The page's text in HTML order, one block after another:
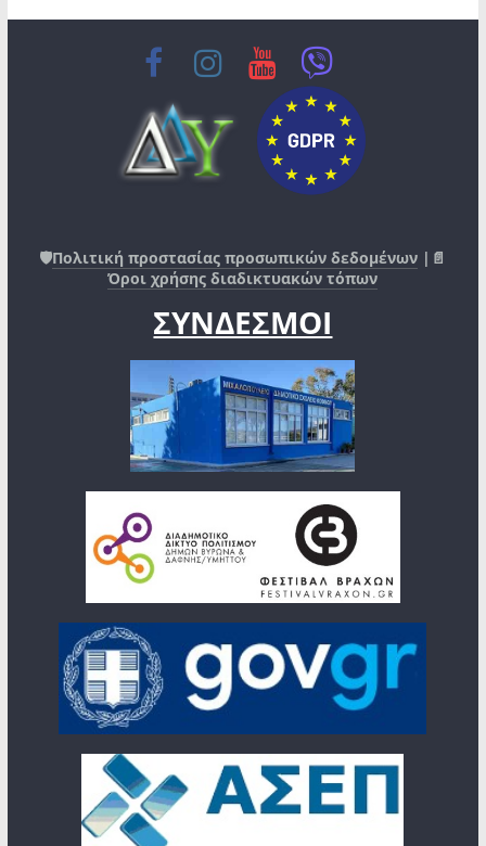
🛡️Πολιτική προστασίας προσωπικών δεδομένων |📄
Όροι χρήσης διαδικτυακών τόπων
ΣΥΝΔΕΣΜΟΙ